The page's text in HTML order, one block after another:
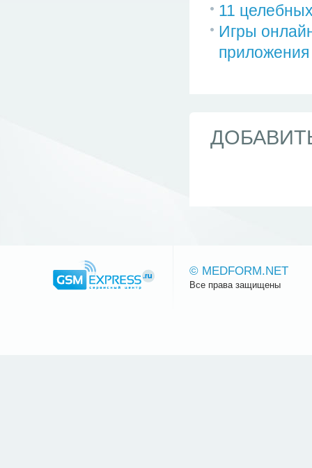
11
Игры
приложения
© MEDFORM.NET
Все права защищены